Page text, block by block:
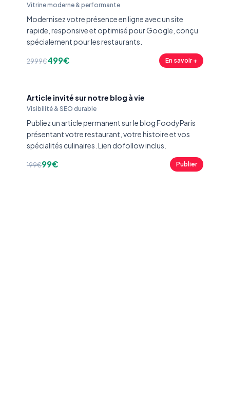
Vitrine moderne & performante
Modernisez votre présence en ligne avec un site
rapide, responsive et optimisé pour Google, conçu
spécialement pour les restaurants.
2999€499€ En savoir +
Article invité sur notre blog à vie
Visibilité & SEO durable
Publiez un article permanent sur le blog FoodyParis
présentant votre restaurant, votre histoire et vos
spécialités culinaires. Lien dofollow inclus.
199€99€ Publier